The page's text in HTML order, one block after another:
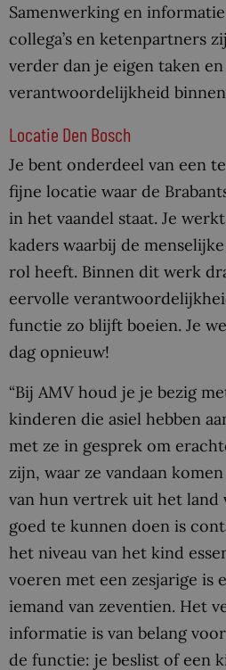
Samenwerking en
collega’s en ketenpartners
verder dan je eigen taken
verantwoordelijkheid
Locatie Den Bosch
Je bent onderdeel van een
fijne locatie waar de
in het vaandel staat. Je
kaders waarbij de
rol heeft. Binnen dit werk
eervolle
functie zo blijft boeien. Je
dag opnieuw!
“Bij AMV houd je je bezig
kinderen die asiel hebben
met ze in gesprek om
zijn, waar ze vandaan
van hun vertrek uit het land
goed te kunnen doen is
het niveau van het kind
voeren met een zesjarige is
iemand van zeventien. Het
informatie is van belang
de functie: je beslist of een